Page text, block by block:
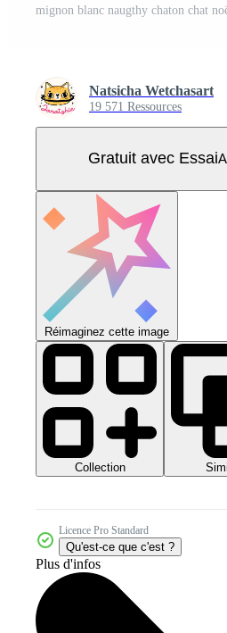
Natsicha Wetchasart
19 571 Ressources
Gratuit avec Essai
Réimaginez cette image
Collection
Licence Pro Standard
Qu'est-ce que c'est ?
Plus d'infos